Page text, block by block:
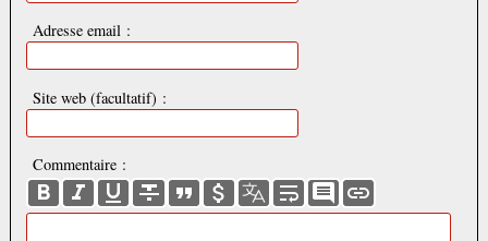
Adresse email :
Site web (facultatif) :
Commentaire :